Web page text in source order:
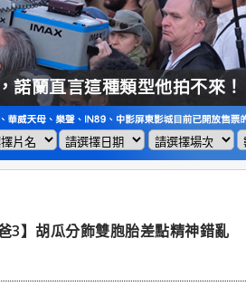
諾蘭直言這種類型他拍不來！
3】胡瓜分飾雙胞胎差點精神錯亂